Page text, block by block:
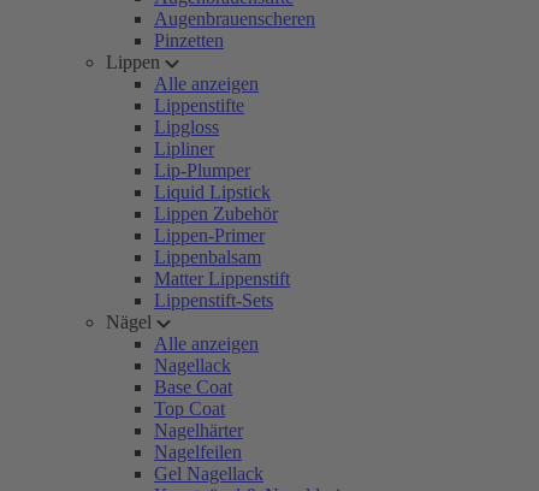
Augenbrauenscheren
Pinzetten
Lippen
Alle anzeigen
Lippenstifte
Lipgloss
Lipliner
Lip-Plumper
Liquid Lipstick
Lippen Zubehör
Lippen-Primer
Lippenbalsam
Matter Lippenstift
Lippenstift-Sets
Nägel
Alle anzeigen
Nagellack
Base Coat
Top Coat
Nagelhärter
Nagelfeilen
Gel Nagellack